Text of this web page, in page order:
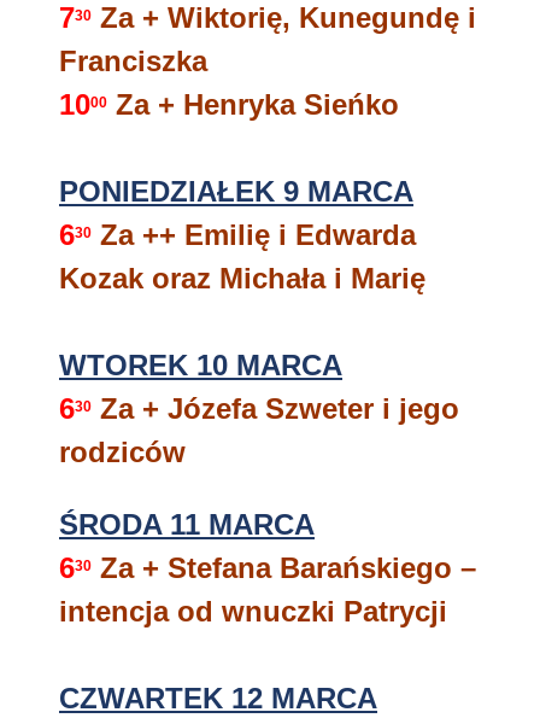
730 Za + Wiktorię, Kunegundę i
Franciszka
1000 Za + Henryka Sieńko
PONIEDZIAŁEK 9 MARCA
630 Za ++ Emilię i Edwarda
Kozak oraz Michała i Marię
WTOREK 10 MARCA
630 Za + Józefa Szweter i jego
rodziców
ŚRODA 11 MARCA
630 Za + Stefana Barańskiego –
intencja od wnuczki Patrycji
CZWARTEK 12 MARCA